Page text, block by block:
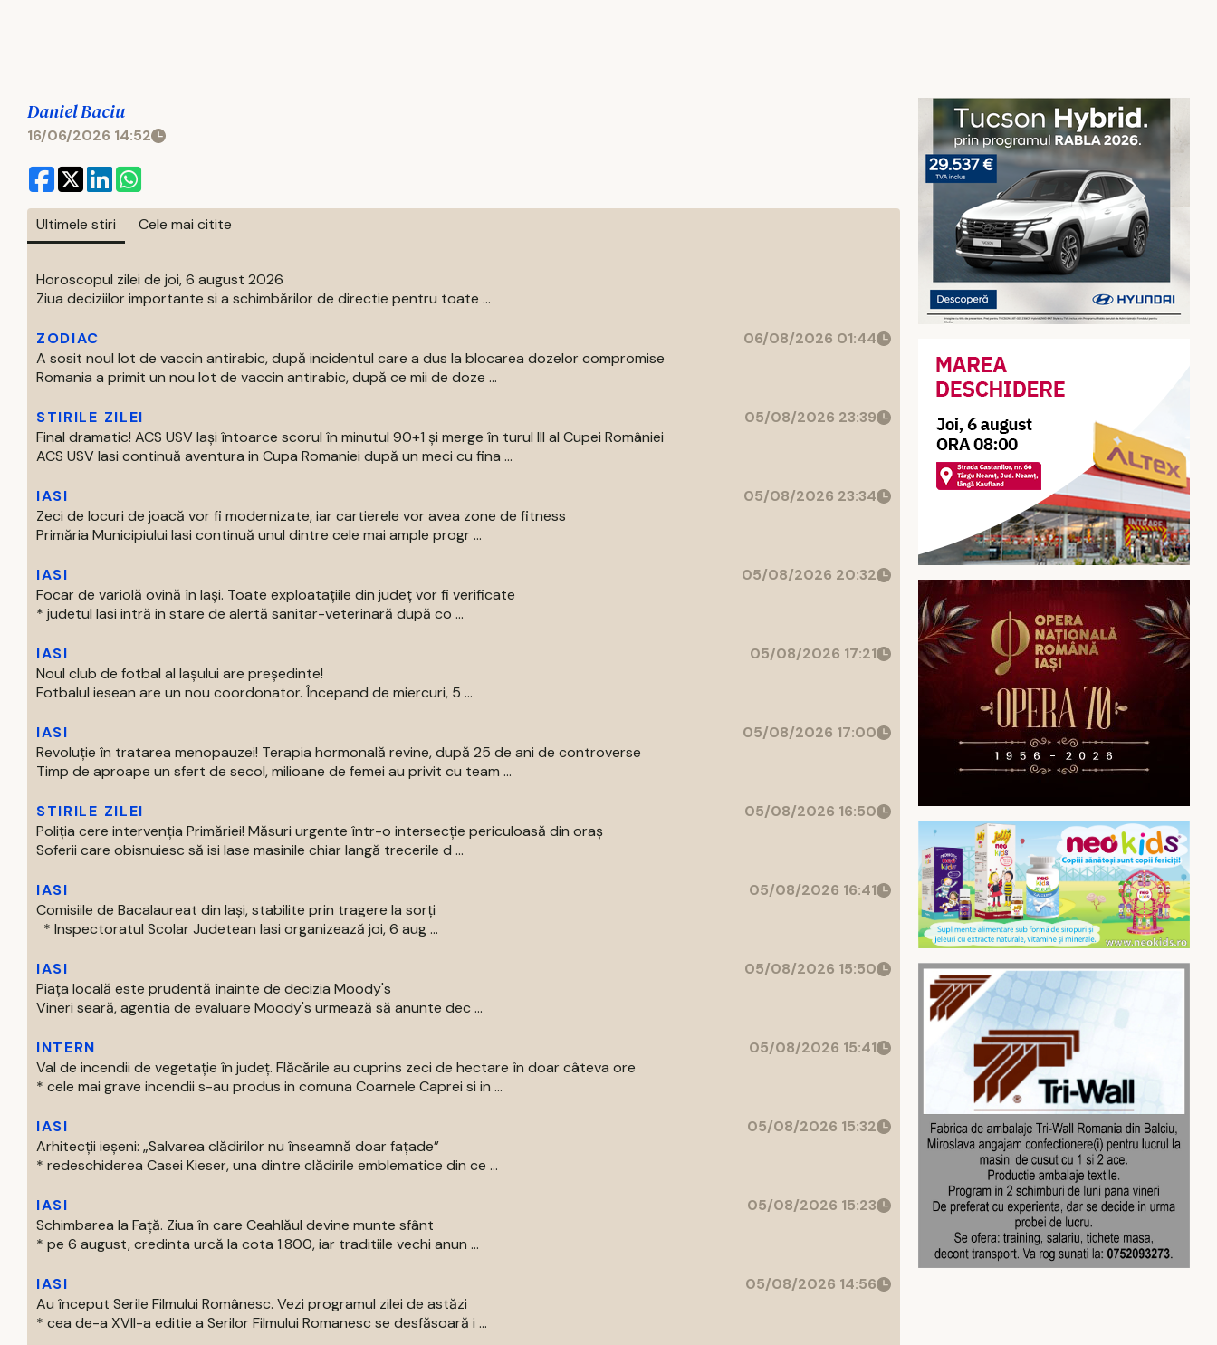
Daniel Baciu
16/06/2026 14:52
Ultimele stiri Cele mai citite
Horoscopul zilei de joi, 6 august 2026
Ziua deciziilor importante si a schimbărilor de directie pentru toate ...
ZODIAC
06/08/2026 01:44
A sosit noul lot de vaccin antirabic, după incidentul care a dus la blocarea dozelor compromise
Romania a primit un nou lot de vaccin antirabic, după ce mii de doze ...
STIRILE ZILEI
05/08/2026 23:39
Final dramatic! ACS USV Iași întoarce scorul în minutul 90+1 și merge în turul III al Cupei României
ACS USV Iasi continuă aventura in Cupa Romaniei după un meci cu fina ...
IASI
05/08/2026 23:34
Zeci de locuri de joacă vor fi modernizate, iar cartierele vor avea zone de fitness
Primăria Municipiului Iasi continuă unul dintre cele mai ample progr ...
IASI
05/08/2026 20:32
Focar de variolă ovină în Iași. Toate exploatațiile din județ vor fi verificate
* judetul Iasi intră in stare de alertă sanitar-veterinară după co ...
IASI
05/08/2026 17:21
Noul club de fotbal al Iașului are președinte!
Fotbalul iesean are un nou coordonator. Începand de miercuri, 5 ...
IASI
05/08/2026 17:00
Revoluție în tratarea menopauzei! Terapia hormonală revine, după 25 de ani de controverse
Timp de aproape un sfert de secol, milioane de femei au privit cu team ...
STIRILE ZILEI
05/08/2026 16:50
Poliția cere intervenția Primăriei! Măsuri urgente într-o intersecție periculoasă din oraș
Soferii care obisnuiesc să isi lase masinile chiar langă trecerile d ...
IASI
05/08/2026 16:41
Comisiile de Bacalaureat din Iași, stabilite prin tragere la sorți
* Inspectoratul Scolar Judetean Iasi organizează joi, 6 aug ...
IASI
05/08/2026 15:50
Piața locală este prudentă înainte de decizia Moody's
Vineri seară, agentia de evaluare Moody's urmează să anunte dec ...
INTERN
05/08/2026 15:41
Val de incendii de vegetație în județ. Flăcările au cuprins zeci de hectare în doar câteva ore
* cele mai grave incendii s-au produs in comuna Coarnele Caprei si in ...
IASI
05/08/2026 15:32
Arhitecții ieșeni: „Salvarea clădirilor nu înseamnă doar fațade”
* redeschiderea Casei Kieser, una dintre clădirile emblematice din ce ...
IASI
05/08/2026 15:23
Schimbarea la Față. Ziua în care Ceahlăul devine munte sfânt
* pe 6 august, credinta urcă la cota 1.800, iar traditiile vechi anun ...
IASI
05/08/2026 14:56
Au început Serile Filmului Românesc. Vezi programul zilei de astăzi
* cea de-a XVII-a editie a Serilor Filmului Romanesc se desfăsoară i ...